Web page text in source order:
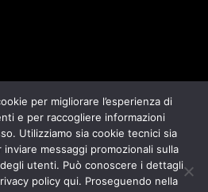
per migliorare l’esperienza di
e per raccogliere informazioni
Utilizziamo sia cookie tecnici sia
messaggi promozionali sulla
utenti. Può conoscere i dettagli
policy qui. Proseguendo nella